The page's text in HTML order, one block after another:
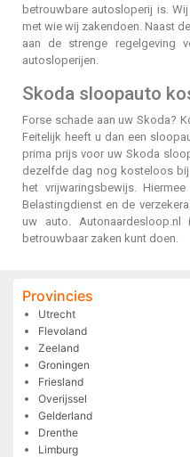
betrouwbare autosloperij is.
met wie wij zakendoen. Naast
aan de strenge regelgeving
autosloperijen.
Skoda sloopauto
Forse schade aan uw Skoda?
Feitelijk heeft u dan een
prima prijs voor uw Skoda
dezelfde dag nog kosteloos
het vrijwaringsbewijs.
Belastingdienst en de
uw auto.
betrouwbaar zaken kunt doen.
Provincies
Utrecht
Flevoland
Zeeland
Groningen
Friesland
Overijssel
Gelderland
Drenthe
Limburg